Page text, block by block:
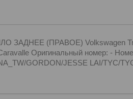
ЗАДНЕЕ (ПРАВОЕ) Volkswagen
Оригинальный номер: -
GORDON/JESSE LAI/TYC/